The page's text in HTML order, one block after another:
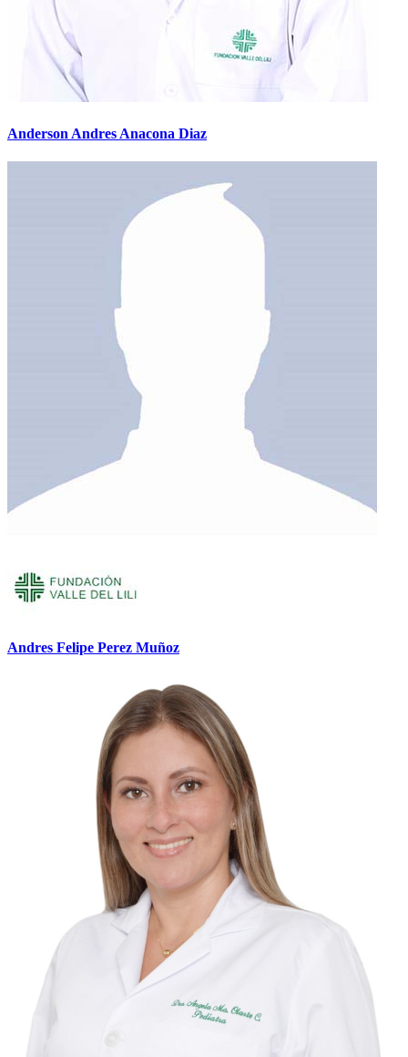
Anderson Andres Anacona Diaz
Andres Felipe Perez Muñoz